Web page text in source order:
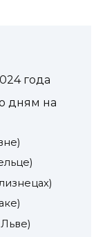
года
дням на